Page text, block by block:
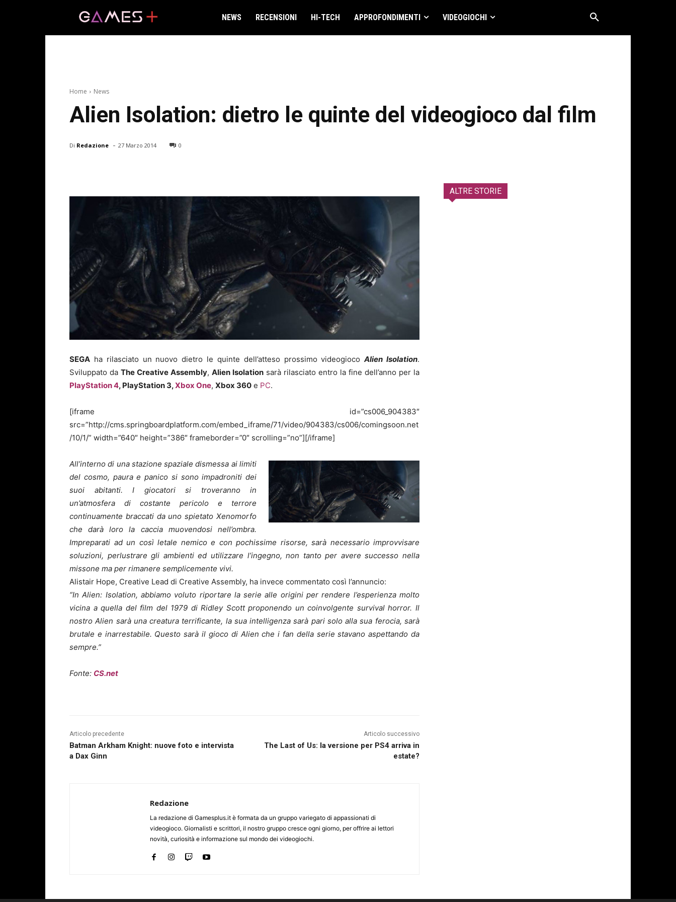
NEWS RECENSIONI HI-TECH APPROFONDIMENTI VIDEOGIOCHI
Home News
Alien Isolation: dietro le quinte del videogioco dal film
Di Redazione - 27 Marzo 2014 0
SEGA ha rilasciato un nuovo dietro le quinte dell’atteso prossimo videogiocoAlien Isolation.
Sviluppato daThe Creative Assembly,Alien Isolation sarà rilasciato entro la fine dell’anno per la
PlayStation 4, PlayStation 3,Xbox One, Xbox 360 e PC.
[iframe id=”cs006_904383″
src=”http://cms.springboardplatform.com/embed_iframe/71/video/904383/cs006/comingsoon.net
/10/1/” width=”640″ height=”386″ frameborder=”0″ scrolling=”no”][/iframe]
All’interno di una stazione spaziale dismessa ai limiti
del cosmo, paura e panico si sono impadroniti dei
suoi abitanti. I giocatori si troveranno in
un’atmosfera di costante pericolo e terrore
continuamente braccati da uno spietato Xenomorfo
che darà loro la caccia muovendosi nell’ombra.
Impreparati ad un così letale nemico e con pochissime risorse, sarà necessario improvvisare
soluzioni, perlustrare gli ambienti ed utilizzare l’ingegno, non tanto per avere successo nella
missone ma per rimanere semplicemente vivi.
Alistair Hope, Creative Lead di Creative Assembly, ha invece commentato così l’annuncio:
“In Alien: Isolation, abbiamo voluto riportare la serie alle origini per rendere l’esperienza molto
vicina a quella del film del 1979 di Ridley Scott proponendo un coinvolgente survival horror. Il
nostro Alien sarà una creatura terrificante, la sua intelligenza sarà pari solo alla sua ferocia, sarà
brutale e inarrestabile. Questo sarà il gioco di Alien che i fan della serie stavano aspettando da
sempre.”
Fonte: CS.net
Articolo precedente
Batman Arkham Knight: nuove foto e intervista
a Dax Ginn
Articolo successivo
The Last of Us: la versione per PS4 arriva in
estate?
Redazione
La redazione di Gamesplus.it è formata da un gruppo variegato di appassionati di
videogioco. Giornalisti e scrittori, il nostro gruppo cresce ogni giorno, per offrire ai lettori
novità, curiosità e informazione sul mondo dei videogiochi.
ALTRE STORIE